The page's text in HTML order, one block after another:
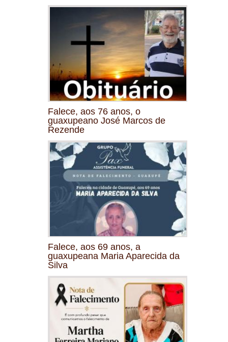
Falece, aos 76 anos, o
guaxupeano José Marcos de
Rezende
Falece, aos 69 anos, a
guaxupeana Maria Aparecida da
Silva